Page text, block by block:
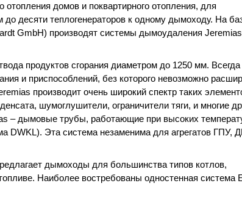
домов и поквартирного отопления, для
десяти теплогенераторов к одному дымоходу. На
GmbH) производят системы дымоудаления Jeremias
продуктов сгорания диаметром до 1250 мм. Всегда
и приспособлений, без которого невозможно
производит очень широкий спектр таких
шумоглушители, ограничители тяги, и многие
– дымовые трубы, работающие при высоких
DWKL). Эта система незаменима для агрегатов ГПУ,
дымоходы для большинства типов котлов,
Наиболее востребованы одностенная система